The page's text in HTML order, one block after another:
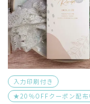
入力印刷付き
★20％OFFクーポン配